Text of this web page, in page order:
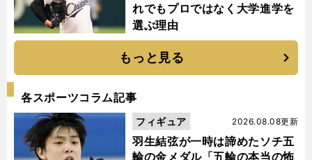
れでもプロではなく大学進学を
選ぶ理由
もっと見る
各スポーツコラム記事
羽生結弦が一時は諦めたソチ五
輪の金メダル「五輪の本当の怖
2026.08.08更新
フィギュア